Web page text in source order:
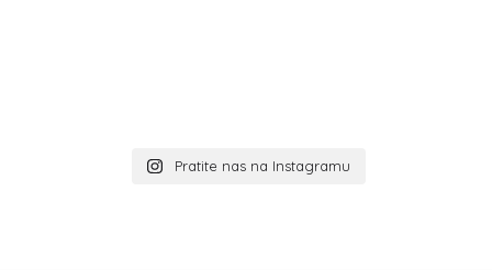
Pratite nas na Instagramu